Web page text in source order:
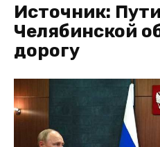
Источник:
Челябинской
дорогу